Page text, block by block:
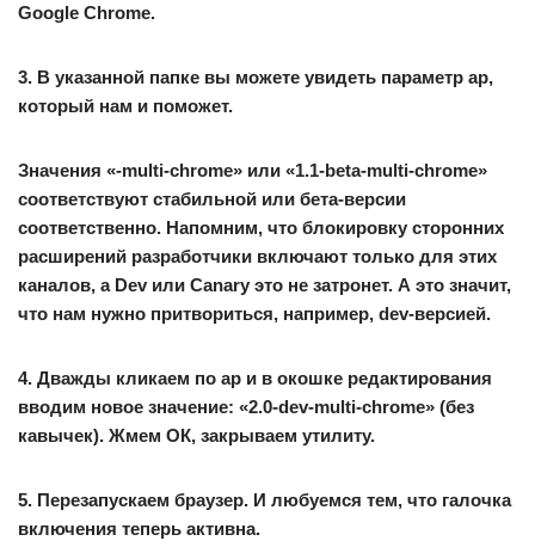
Google Chrome.
3. В указанной папке вы можете увидеть параметр ap,
который нам и поможет.
Значения «-multi-chrome» или «1.1-beta-multi-chrome»
соответствуют стабильной или бета-версии
соответственно. Напомним, что блокировку сторонних
расширений разработчики включают только для этих
каналов, а Dev или Canary это не затронет. А это значит,
что нам нужно притвориться, например, dev-версией.
4. Дважды кликаем по ap и в окошке редактирования
вводим новое значение: «2.0-dev-multi-chrome» (без
кавычек). Жмем ОК, закрываем утилиту.
5. Перезапускаем браузер. И любуемся тем, что галочка
включения теперь активна.